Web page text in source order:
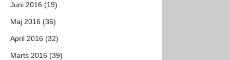
Juni 2016 (19)
Maj 2016 (36)
April 2016 (32)
Marts 2016 (39)